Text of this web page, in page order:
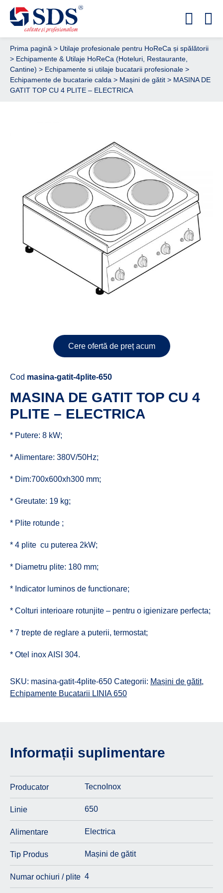
Prima pagină > Utilaje profesionale pentru HoReCa și spălătorii
> Echipamente & Utilaje HoReCa (Hoteluri, Restaurante,
Cantine) > Echipamente si utilaje bucatarii profesionale >
Echipamente de bucatarie calda > Mașini de gătit > MASINA DE
GATIT TOP CU 4 PLITE – ELECTRICA
Cere ofertă de preț acum
Cod masina-gatit-4plite-650
MASINA DE GATIT TOP CU 4
PLITE – ELECTRICA
* Putere: 8 kW;
* Alimentare: 380V/50Hz;
* Dim:700x600xh300 mm;
* Greutate: 19 kg;
* Plite rotunde ;
* 4 plite cu puterea 2kW;
* Diametru plite: 180 mm;
* Indicator luminos de functionare;
* Colturi interioare rotunjite – pentru o igienizare perfecta;
* 7 trepte de reglare a puterii, termostat;
* Otel inox AISI 304.
SKU: masina-gatit-4plite-650 Categorii: Mașini de gătit,
Echipamente Bucatarii LINIA 650
Informații suplimentare
Producator TecnoInox
Linie 650
Alimentare Electrica
Tip Produs Mașini de gătit
Numar ochiuri / plite 4